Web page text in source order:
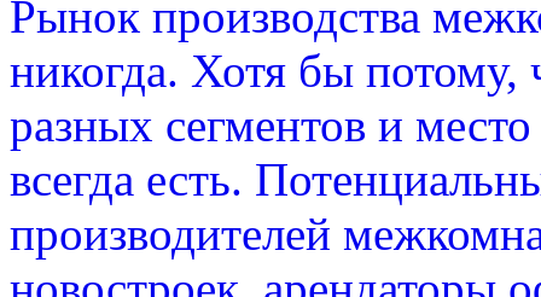
Рынок производства
никогда. Хотя бы потому,
разных сегментов и
всегда есть.
производителей